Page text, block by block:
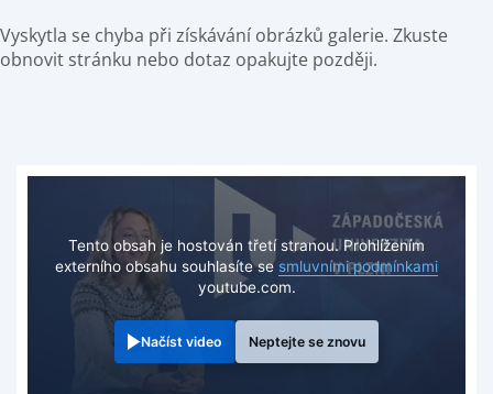
Vyskytla se chyba při získávání obrázků galerie. Zkuste
obnovit stránku nebo dotaz opakujte později.
Tento obsah je hostován třetí stranou. Prohlížením
externího obsahu souhlasíte se smluvními podmínkami
youtube.com.
Načíst video Neptejte se znovu